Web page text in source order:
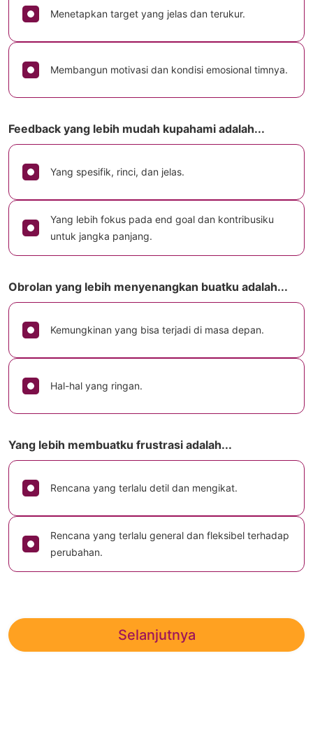
Menetapkan target yang jelas dan terukur.
Membangun motivasi dan kondisi emosional timnya.
Feedback yang lebih mudah kupahami adalah...
Yang spesifik, rinci, dan jelas.
Yang lebih fokus pada end goal dan kontribusiku
untuk jangka panjang.
Obrolan yang lebih menyenangkan buatku adalah...
Kemungkinan yang bisa terjadi di masa depan.
Hal-hal yang ringan.
Yang lebih membuatku frustrasi adalah...
Rencana yang terlalu detil dan mengikat.
Rencana yang terlalu general dan fleksibel terhadap
perubahan.
Selanjutnya